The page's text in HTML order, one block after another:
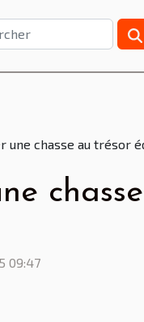
une chasse au trésor
09:47